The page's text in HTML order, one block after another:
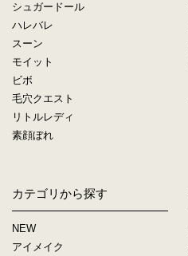
シュガードール
ハレバレ
スーン
モイット
ビボ
毛穴クエスト
リトルレディ
素顔ぼれ
カテゴリから探す
NEW
アイメイク